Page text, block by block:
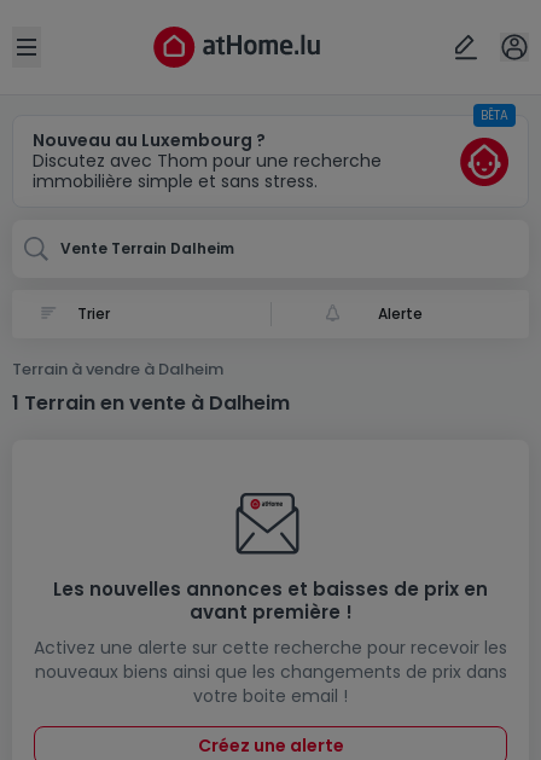
Open sidebar
Nouveau au Luxembourg ?
Discutez avec Thom pour une recherche
immobilière simple et sans stress.
BÊTA
Vente Terrain Dalheim
Alerte
Terrain à vendre à Dalheim
1 Terrain en vente à Dalheim
Les nouvelles annonces et baisses de prix en
avant première !
Activez une alerte sur cette recherche pour recevoir les
nouveaux biens ainsi que les changements de prix dans
votre boite email !
Créez une alerte
Localité(s)
Annuler OK